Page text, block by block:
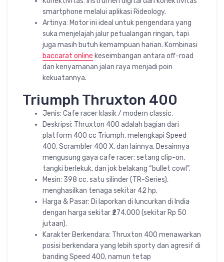
smartphone melalui aplikasi Rideology.
Artinya: Motor ini ideal untuk pengendara yang
suka menjelajah jalur petualangan ringan, tapi
juga masih butuh kemampuan harian. Kombinasi
baccarat online keseimbangan antara off-road
dan kenyamanan jalan raya menjadi poin
kekuatannya.
Triumph Thruxton 400
Jenis: Cafe racer klasik / modern classic.
Deskripsi: Thruxton 400 adalah bagian dari
platform 400 cc Triumph, melengkapi Speed
400, Scrambler 400 X, dan lainnya. Desainnya
mengusung gaya cafe racer: setang clip-on,
tangki berlekuk, dan jok belakang “bullet cowl”.
Mesin: 398 cc, satu silinder (TR-Series),
menghasilkan tenaga sekitar 42 hp.
Harga & Pasar: Di laporkan di luncurkan di India
dengan harga sekitar ₹274.000 (sekitar Rp 50
jutaan).
Karakter Berkendara: Thruxton 400 menawarkan
posisi berkendara yang lebih sporty dan agresif di
banding Speed 400, namun tetap